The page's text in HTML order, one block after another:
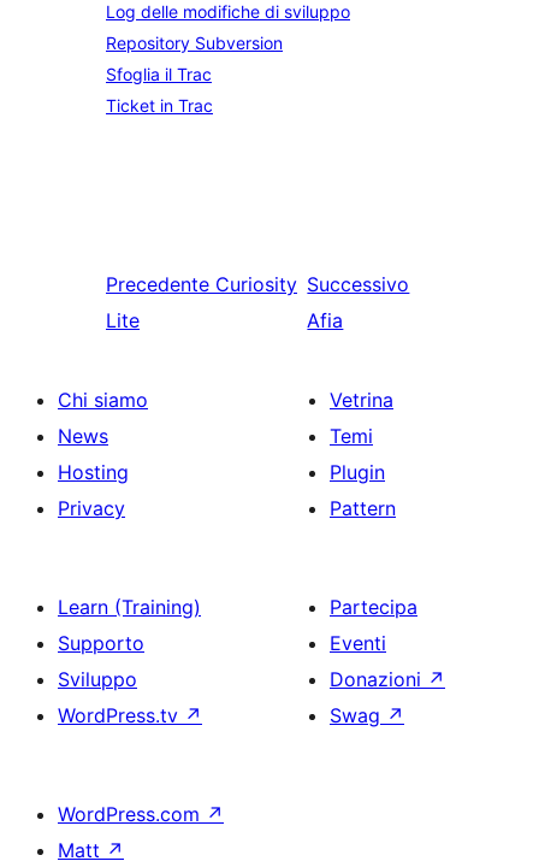
Log delle modifiche di sviluppo
Repository Subversion
Sfoglia il Trac
Ticket in Trac
Precedente Curiosity
Lite
Successivo
Afia
Chi siamo
News
Hosting
Privacy
Vetrina
Temi
Plugin
Pattern
Learn (Training)
Supporto
Sviluppo
WordPress.tv ↗
Partecipa
Eventi
Donazioni ↗
Swag ↗
WordPress.com ↗
Matt ↗